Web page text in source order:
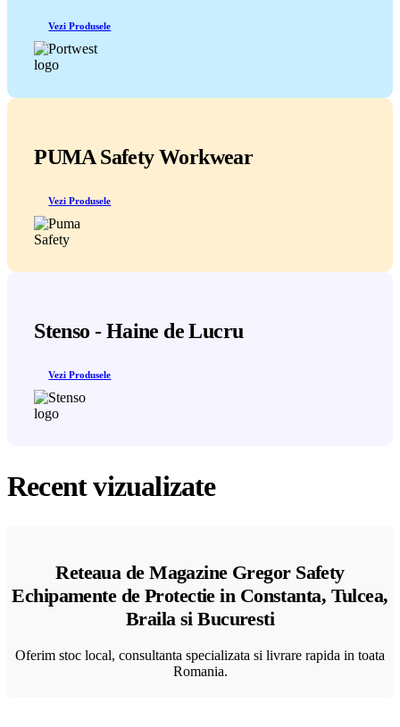
Vezi Produsele
PUMA Safety Workwear
Vezi Produsele
Stenso - Haine de Lucru
Vezi Produsele
Recent vizualizate
Reteaua de Magazine Gregor Safety
Echipamente de Protectie in Constanta, Tulcea,
Braila si Bucuresti
Oferim stoc local, consultanta specializata si livrare rapida in toata
Romania.